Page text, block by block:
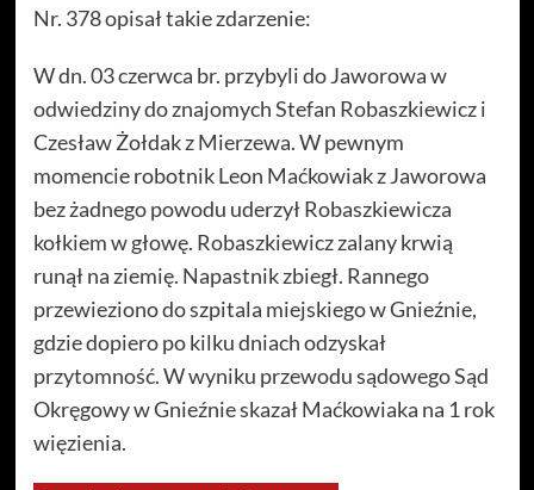
Nr. 378 opisał takie zdarzenie:
W dn. 03 czerwca br. przybyli do Jaworowa w
odwiedziny do znajomych Stefan Robaszkiewicz i
Czesław Żołdak z Mierzewa. W pewnym
momencie robotnik Leon Maćkowiak z Jaworowa
bez żadnego powodu uderzył Robaszkiewicza
kołkiem w głowę. Robaszkiewicz zalany krwią
runął na ziemię. Napastnik zbiegł. Rannego
przewieziono do szpitala miejskiego w Gnieźnie,
gdzie dopiero po kilku dniach odzyskał
przytomność. W wyniku przewodu sądowego Sąd
Okręgowy w Gnieźnie skazał Maćkowiaka na 1 rok
więzienia.